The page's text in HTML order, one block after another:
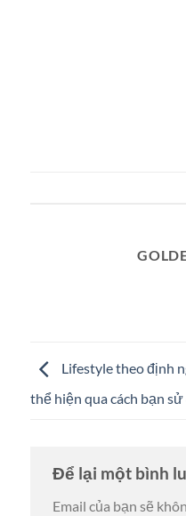
Lifestyle theo định
thể hiện qua cách bạn
Để lại một bình
Email của bạn sẽ